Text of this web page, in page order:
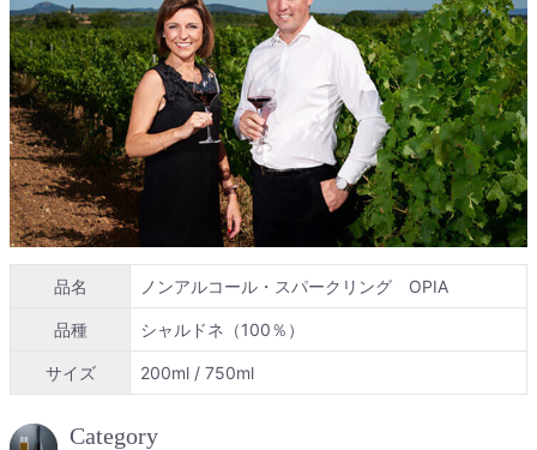
品名 ノンアルコール・スパークリング OPIA
品種 シャルドネ（100％）
サイズ 200ml / 750ml
Category